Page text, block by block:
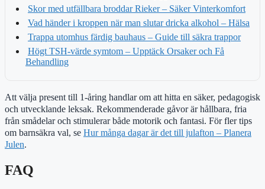
Skor med utfällbara broddar Rieker – Säker Vinterkomfort
Vad händer i kroppen när man slutar dricka alkohol – Hälsa
Trappa utomhus färdig bauhaus – Guide till säkra trappor
Högt TSH-värde symtom – Upptäck Orsaker och Få
Behandling
Att välja present till 1-åring handlar om att hitta en säker, pedagogisk
och utvecklande leksak. Rekommenderade gåvor är hållbara, fria
från smådelar och stimulerar både motorik och fantasi. För fler tips
om barnsäkra val, se Hur många dagar är det till julafton – Planera
Julen.
FAQ